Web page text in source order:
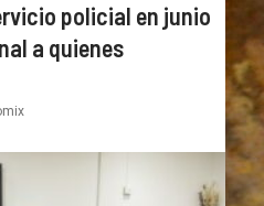
policial en junio
a quienes